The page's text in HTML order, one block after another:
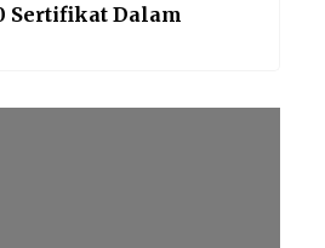
Sertifikat Dalam